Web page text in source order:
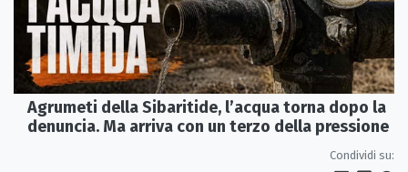
Agrumeti della Sibaritide, l’acqua torna dopo la
denuncia. Ma arriva con un terzo della pressione
Condividi su: